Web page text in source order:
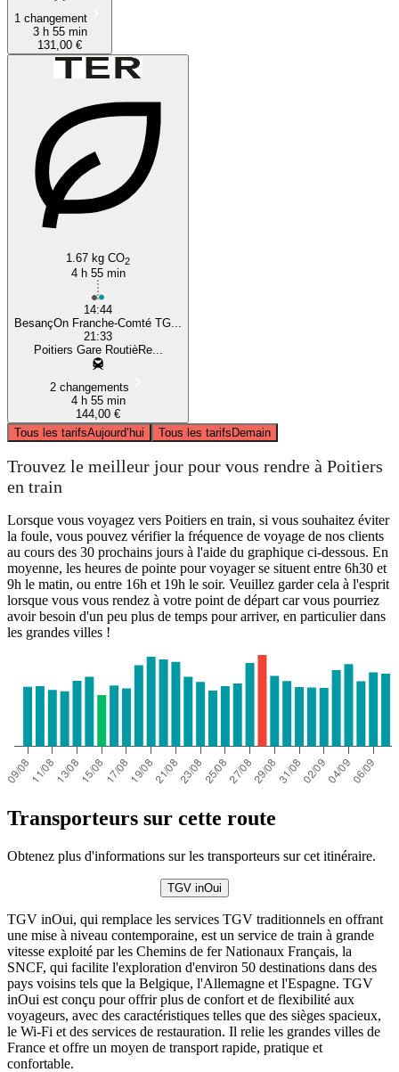
1 changement
3 h 55 min
131,00 €
1.67 kg CO2
4 h 55 min
14:44
BesançOn Franche-Comté TG...
21:33
Poitiers Gare RoutièRe...
2 changements
4 h 55 min
144,00 €
Tous les tarifsAujourd’hui Tous les tarifsDemain
Trouvez le meilleur jour pour vous rendre à Poitiers
en train
Lorsque vous voyagez vers Poitiers en train, si vous souhaitez éviter
la foule, vous pouvez vérifier la fréquence de voyage de nos clients
au cours des 30 prochains jours à l'aide du graphique ci-dessous. En
moyenne, les heures de pointe pour voyager se situent entre 6h30 et
9h le matin, ou entre 16h et 19h le soir. Veuillez garder cela à l'esprit
lorsque vous vous rendez à votre point de départ car vous pourriez
avoir besoin d'un peu plus de temps pour arriver, en particulier dans
les grandes villes !
Transporteurs sur cette route
Obtenez plus d'informations sur les transporteurs sur cet itinéraire.
TGV inOui
TGV inOui, qui remplace les services TGV traditionnels en offrant
une mise à niveau contemporaine, est un service de train à grande
vitesse exploité par les Chemins de fer Nationaux Français, la
SNCF, qui facilite l'exploration d'environ 50 destinations dans des
pays voisins tels que la Belgique, l'Allemagne et l'Espagne. TGV
inOui est conçu pour offrir plus de confort et de flexibilité aux
voyageurs, avec des caractéristiques telles que des sièges spacieux,
le Wi-Fi et des services de restauration. Il relie les grandes villes de
France et offre un moyen de transport rapide, pratique et
confortable.